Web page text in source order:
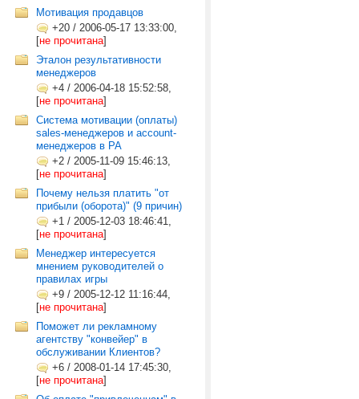
Мотивация продавцов
+20 / 2006-05-17 13:33:00,
[не прочитана]
Эталон результативности
менеджеров
+4 / 2006-04-18 15:52:58,
[не прочитана]
Система мотивации (оплаты)
sales-менеджеров и account-
менеджеров в РА
+2 / 2005-11-09 15:46:13,
[не прочитана]
Почему нельзя платить "от
прибыли (оборота)" (9 причин)
+1 / 2005-12-03 18:46:41,
[не прочитана]
Менеджер интересуется
мнением руководителей о
правилах игры
+9 / 2005-12-12 11:16:44,
[не прочитана]
Поможет ли рекламному
агентству "конвейер" в
обслуживании Клиентов?
+6 / 2008-01-14 17:45:30,
[не прочитана]